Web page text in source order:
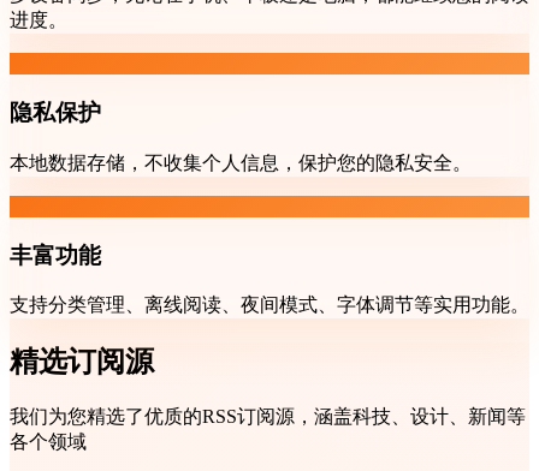
进度。
隐私保护
本地数据存储，不收集个人信息，保护您的隐私安全。
丰富功能
支持分类管理、离线阅读、夜间模式、字体调节等实用功能。
精选订阅源
我们为您精选了优质的RSS订阅源，涵盖科技、设计、新闻等
各个领域